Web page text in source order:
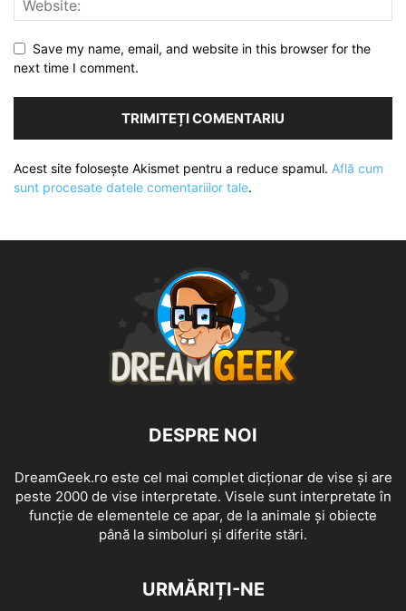
Save my name, email, and website in this browser for the
next time I comment.
Acest site folosește Akismet pentru a reduce spamul. Află cum
sunt procesate datele comentariilor tale.
DESPRE NOI
DreamGeek.ro este cel mai complet dicționar de vise și are
peste 2000 de vise interpretate. Visele sunt interpretate în
funcție de elementele ce apar, de la animale și obiecte
până la simboluri și diferite stări.
URMĂRIȚI-NE